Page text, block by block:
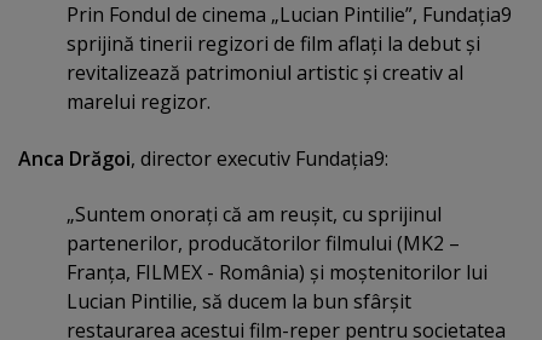
Prin Fondul de cinema „Lucian Pintilie”, Fundaţia9
sprijină tinerii regizori de film aflaţi la debut şi
revitalizează patrimoniul artistic şi creativ al
marelui regizor.
Anca Drăgoi, director executiv Fundaţia9:
„Suntem onoraţi că am reuşit, cu sprijinul
partenerilor, producătorilor filmului (MK2 –
Franţa, FILMEX - România) şi moştenitorilor lui
Lucian Pintilie, să ducem la bun sfârşit
restaurarea acestui film-reper pentru societatea